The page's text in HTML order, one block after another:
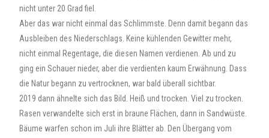
nicht unter 20 Grad fiel.
Aber das war nicht einmal das Schlimmste. Denn damit begann das
Ausbleiben des Niederschlags. Keine kühlenden Gewitter mehr,
nicht einmal Regentage, die diesen Namen verdienen. Ab und zu
ging ein Schauer nieder, aber die verdienten kaum Erwähnung. Dass
die Natur begann zu vertrocknen, war bald überall sichtbar.
2019 dann ähnelte sich das Bild. Heiß und trocken. Viel zu trocken.
Rasen verwandelte sich erst in braune Flächen, dann in Sandwüste.
Bäume warfen schon im Juli ihre Blätter ab. Den Übergang vom